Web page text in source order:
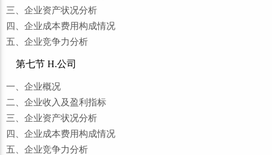
三、企业资产状况分析
四、企业成本费用构成情况
五、企业竞争力分析
第七节 H.公司
一、企业概况
二、企业收入及盈利指标
三、企业资产状况分析
四、企业成本费用构成情况
五、企业竞争力分析